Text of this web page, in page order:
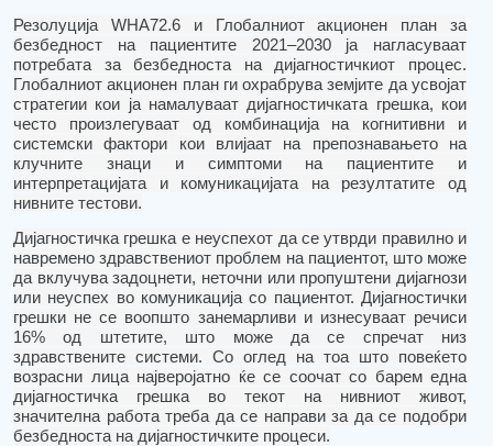
Резолуција WHA72.6 и Глобалниот акционен план за
безбедност на пациентите 2021–2030 ја нагласуваат
потребата за безбедноста на дијагностичкиот процес.
Глобалниот акционен план ги охрабрува земјите да усвојат
стратегии кои ја намалуваат дијагностичката грешка, кои
често произлегуваат од комбинација на когнитивни и
системски фактори кои влијаат на препознавањето на
клучните знаци и симптоми на пациентите и
интерпретацијата и комуникацијата на резултатите од
нивните тестови.
Дијагностичка грешка е неуспехот да се утврди правилно и
навремено здравствениот проблем на пациентот, што може
да вклучува задоцнети, неточни или пропуштени дијагнози
или неуспех во комуникација со пациентот. Дијагностички
грешки не се воопшто занемарливи и изнесуваат речиси
16% од штетите, што може да се спречат низ
здравствените системи. Со оглед на тоа што повеќето
возрасни лица најверојатно ќе се соочат со барем една
дијагностичка грешка во текот на нивниот живот,
значителна работа треба да се направи за да се подобри
безбедноста на дијагностичките процеси.